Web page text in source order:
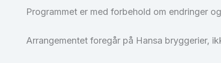
Programmet er med forbehold om endringer
Arrangementet foregår på Hansa bryggerier,